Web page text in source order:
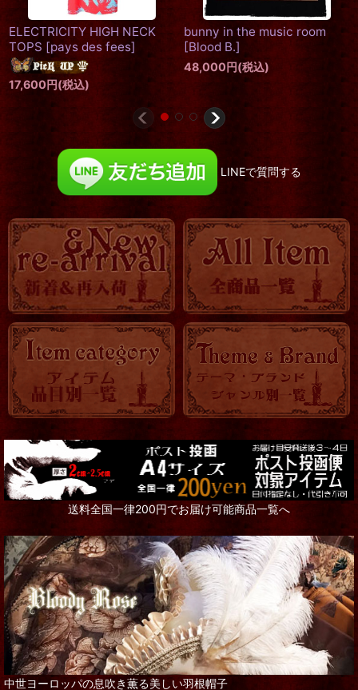
ELECTRICITY HIGH NECK
TOPS [pays des fees]
17,600円(税込)
bunny in the music room
[Blood B.]
48,000円(税込)
LINEで質問する
送料全国一律200円でお届け可能商品一覧へ
中世ヨーロッパの息吹き薫る美しい羽根帽子